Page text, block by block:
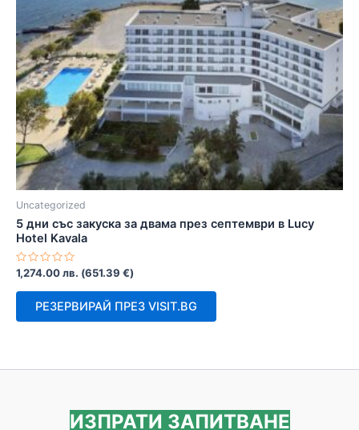
Uncategorized
5 дни със закуска за двама през септември в Lucy
Hotel Kavala
Оценено
с
0
1,274.00лв. (651.39 €)
РЕЗЕРВИРАЙ ПРЕЗ VISIT.BG
ИЗПРАТИ ЗАПИТВАНЕ